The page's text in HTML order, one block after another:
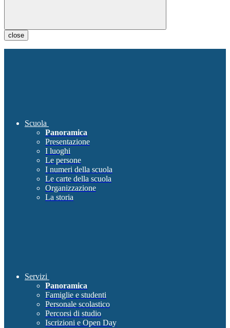
close
Scuola
Panoramica
Presentazione
I luoghi
Le persone
I numeri della scuola
Le carte della scuola
Organizzazione
La storia
Servizi
Panoramica
Famiglie e studenti
Personale scolastico
Percorsi di studio
Iscrizioni e Open Day